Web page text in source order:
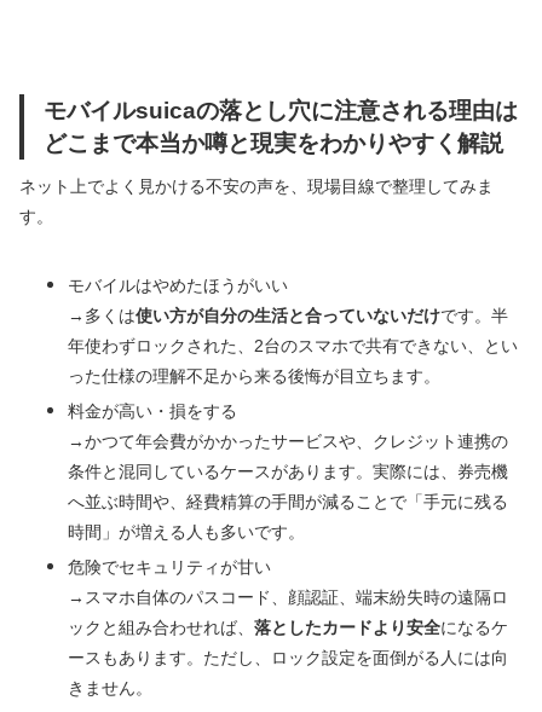
モバイルsuicaの落とし穴に注意される理由は
どこまで本当か噂と現実をわかりやすく解説
ネット上でよく見かける不安の声を、現場目線で整理してみま
す。
モバイルはやめたほうがいい
→多くは使い方が自分の生活と合っていないだけです。半
年使わずロックされた、2台のスマホで共有できない、とい
った仕様の理解不足から来る後悔が目立ちます。
料金が高い・損をする
→かつて年会費がかかったサービスや、クレジット連携の
条件と混同しているケースがあります。実際には、券売機
へ並ぶ時間や、経費精算の手間が減ることで「手元に残る
時間」が増える人も多いです。
危険でセキュリティが甘い
→スマホ自体のパスコード、顔認証、端末紛失時の遠隔ロ
ックと組み合わせれば、 落としたカードより安全になるケ
ースもあります。ただし、ロック設定を面倒がる人には向
きません。